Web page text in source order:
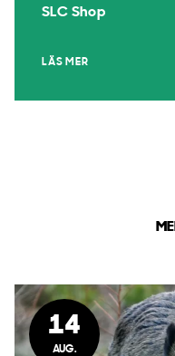
SLC Shop
LÄS MER
14
AUG.